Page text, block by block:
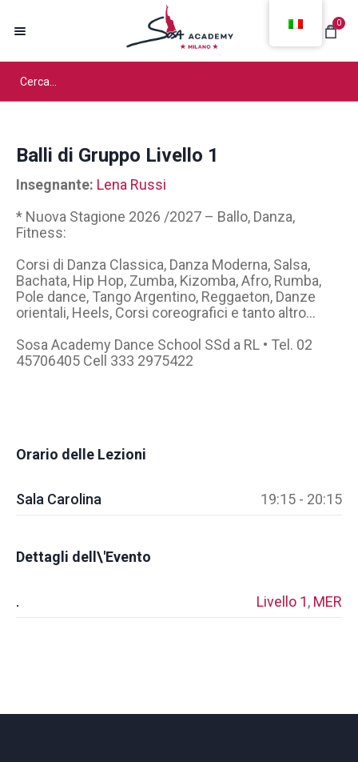
0
Balli di Gruppo Livello 1
Insegnante: Lena Russi
* Nuova Stagione 2026 /2027 – Ballo, Danza,
Fitness:
Corsi di Danza Classica, Danza Moderna, Salsa,
Bachata, Hip Hop, Zumba, Kizomba, Afro, Rumba,
Pole dance, Tango Argentino, Reggaeton, Danze
orientali, Heels, Corsi coreografici e tanto altro…
Sosa Academy Dance School SSd a RL • Tel. 02
45706405 Cell 333 2975422
Orario delle Lezioni
Sala Carolina 19:15 - 20:15
Dettagli dell\'Evento
. Livello 1, MER